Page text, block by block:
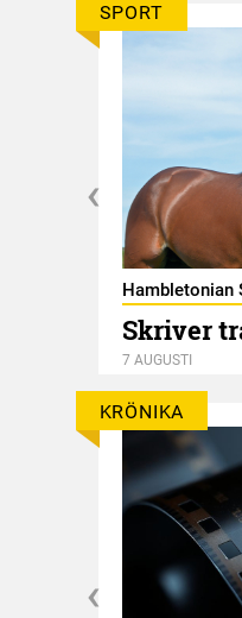
SPORT
Hambletonian
Skriver
7 AUGUSTI
KRÖNIKA